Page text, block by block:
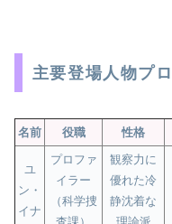
主要登場人物プ
名前 役職 性格
ユ
ン・
イナ
プロファ
イラー
（科学捜
観察力に
優れた冷
静沈着な